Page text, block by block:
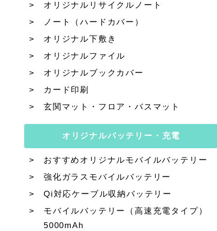
オリジナルリサイクルノート
ノート（ハードカバー）
オリジナル下敷き
オリジナルファイル
オリジナルブックカバー
カード印刷
玄関マット・フロア・バスマット
オリジナルバッテリー・充電
おすすめオリジナルモバイルバッテリー
強化ガラスモバイルバッテリー
Qi対応ケーブル収納バッテリー
モバイルバッテリー（高速充電タイプ）
5000mAh